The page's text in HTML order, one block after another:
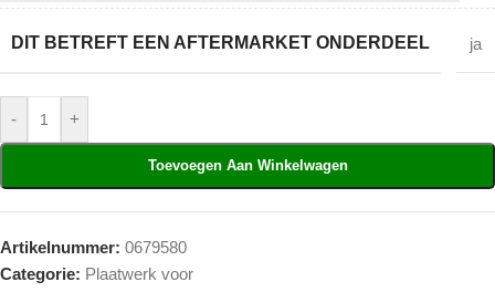
DIT BETREFT EEN AFTERMARKET ONDERDEEL ja
- +
Toevoegen Aan Winkelwagen
Artikelnummer: 0679580
Categorie: Plaatwerk voor